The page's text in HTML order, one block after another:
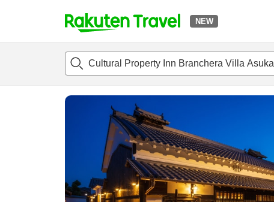
NEW
t
p
a
r
c
แนะนำที่พักห้องพักและแพลนพักรีวิวสิ่่งอำนวยความสะดวก